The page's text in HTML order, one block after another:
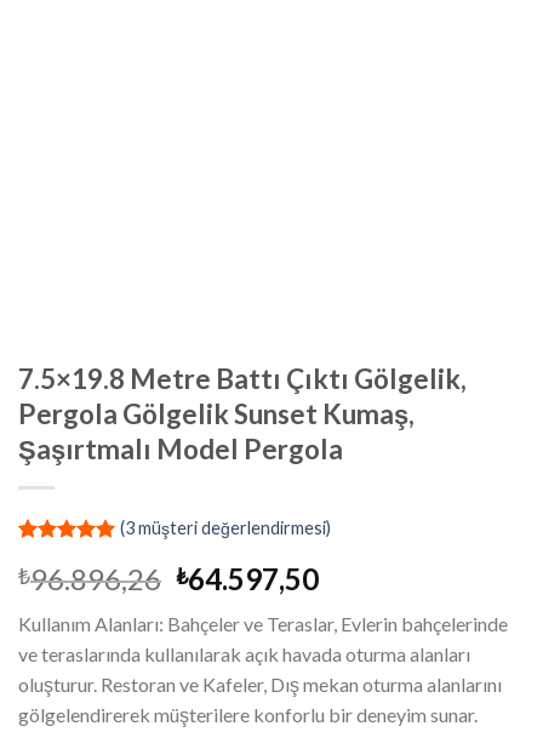
7.5×19.8 Metre Battı Çıktı Gölgelik,
Pergola Gölgelik Sunset Kumaş,
Şaşırtmalı Model Pergola
puanına
dayanarak
5 üzerinden
5.00puan
aldı
(3müşteri değerlendirmesi)
₺96.896,26 Orijinal
₺96.896,26.
₺64.597,50Şu
fiyat:
₺64.597,50.
Kullanım Alanları: Bahçeler ve Teraslar, Evlerin bahçelerinde
ve teraslarında kullanılarak açık havada oturma alanları
oluşturur. Restoran ve Kafeler, Dış mekan oturma alanlarını
gölgelendirerek müşterilere konforlu bir deneyim sunar.